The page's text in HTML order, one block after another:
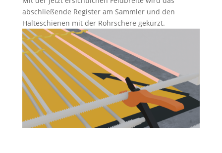
abschließende Register am Sammler und den
Halteschienen mit der Rohrschere gekürzt.